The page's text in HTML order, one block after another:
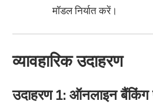
मॉडल निर्यात करें।
व्यावहारिक उदाहरण
उदाहरण 1: ऑनलाइन बैंकिंग